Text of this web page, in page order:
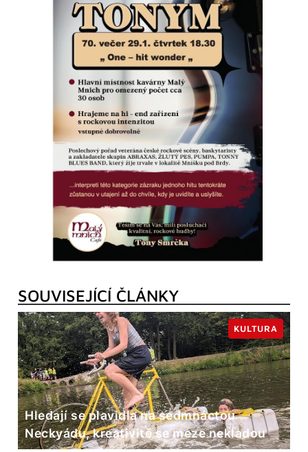
SOUVISEJÍCÍ ČLÁNKY
Hledají se plavidla na sedmnáctou
Neckyádu, kreativitě se meze nekladou
KULTURA